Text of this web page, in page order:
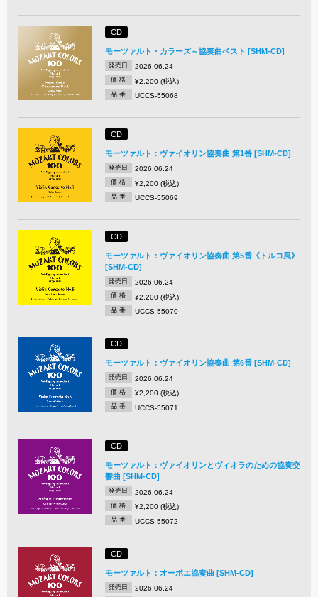
CD
モーツァルト・カラーズ～協奏曲ベスト [SHM-CD]
発売日 2026.06.24
価 格 ¥2,200 (税込)
品 番 UCCS-55068
CD
モーツァルト：ヴァイオリン協奏曲 第1番 [SHM-CD]
発売日 2026.06.24
価 格 ¥2,200 (税込)
品 番 UCCS-55069
CD
モーツァルト：ヴァイオリン協奏曲 第5番《トルコ風》
[SHM-CD]
発売日 2026.06.24
価 格 ¥2,200 (税込)
品 番 UCCS-55070
CD
モーツァルト：ヴァイオリン協奏曲 第6番 [SHM-CD]
発売日 2026.06.24
価 格 ¥2,200 (税込)
品 番 UCCS-55071
CD
モーツァルト：ヴァイオリンとヴィオラのための協奏交
響曲 [SHM-CD]
発売日 2026.06.24
価 格 ¥2,200 (税込)
品 番 UCCS-55072
CD
モーツァルト：オーボエ協奏曲 [SHM-CD]
発売日 2026.06.24